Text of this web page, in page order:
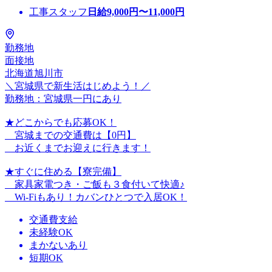
工事スタッフ 日給9,000円〜11,000円
勤務地
面接地
北海道旭川市
＼宮城県で新生活はじめよう！／
勤務地：宮城県一円にあり
★どこからでも応募OK！
宮城までの交通費は【0円】
お近くまでお迎えに行きます！
★すぐに住める【寮完備】
家具家電つき・ご飯も３食付いて快適♪
Wi-Fiもあり！カバンひとつで入居OK！
交通費支給
未経験OK
まかないあり
短期OK